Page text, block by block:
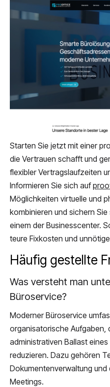
Starten Sie jetzt mit einer
die Vertrauen schafft und
flexibler Vertragslaufzeiten
Informieren Sie sich auf
Möglichkeiten virtuelle und
kombinieren und sichern
einem der Businesscenter.
teure Fixkosten und
Häufig gestellte
Was versteht man
Büroservice?
Moderner Büroservice
organisatorische Aufgaben,
administrativen Ballast
reduzieren. Dazu gehören
Dokumentenverwaltung
Meetings.